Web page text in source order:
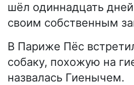
шёл одиннадцать
своим собственным
В Париже Пёс
собаку, похожую на
назвалась Гиенычем.